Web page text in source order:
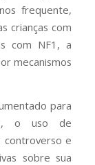
frequente,
crianças com
com NF1, a
mecanismos
para
o uso de
e
sobre sua